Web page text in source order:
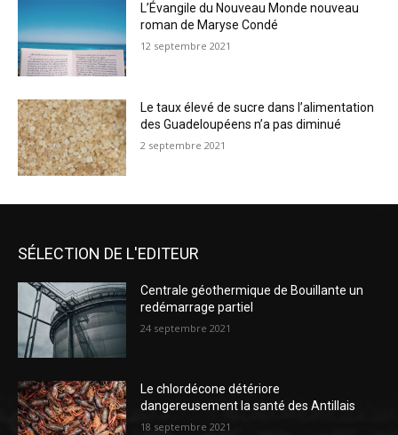
L’Évangile du Nouveau Monde nouveau
roman de Maryse Condé
12 septembre 2021
Le taux élevé de sucre dans l’alimentation
des Guadeloupéens n’a pas diminué
2 septembre 2021
SÉLECTION DE L'EDITEUR
Centrale géothermique de Bouillante un
redémarrage partiel
24 septembre 2021
Le chlordécone détériore
dangereusement la santé des Antillais
18 septembre 2021